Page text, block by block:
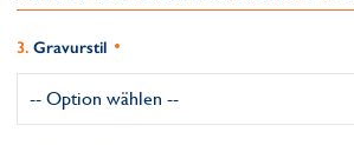
Gravurstil